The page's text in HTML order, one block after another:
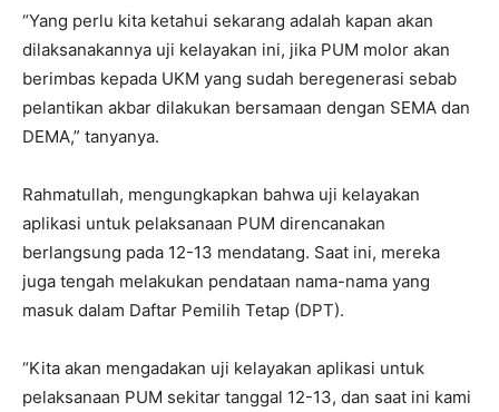
“Yang perlu kita ketahui sekarang adalah kapan akan
dilaksanakannya uji kelayakan ini, jika PUM molor akan
berimbas kepada UKM yang sudah beregenerasi sebab
pelantikan akbar dilakukan bersamaan dengan SEMA dan
DEMA,” tanyanya.
Rahmatullah, mengungkapkan bahwa uji kelayakan
aplikasi untuk pelaksanaan PUM direncanakan
berlangsung pada 12-13 mendatang. Saat ini, mereka
juga tengah melakukan pendataan nama-nama yang
masuk dalam Daftar Pemilih Tetap (DPT).
“Kita akan mengadakan uji kelayakan aplikasi untuk
pelaksanaan PUM sekitar tanggal 12-13, dan saat ini kami